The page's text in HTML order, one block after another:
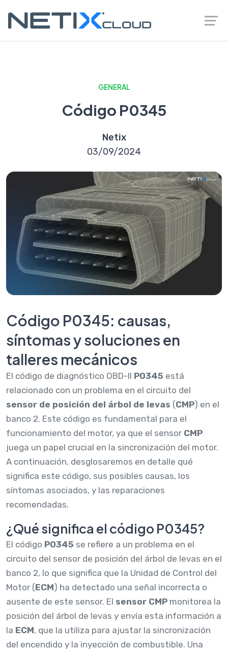
GENERAL
Código P0345
Netix
03/09/2024
Código P0345: causas,
síntomas y soluciones en
talleres mecánicos
El código de diagnóstico OBD-II P0345 está
relacionado con un problema en el circuito del
sensor de posición del árbol de levas (CMP) en el
banco 2. Este código es fundamental para el
funcionamiento del motor, ya que el sensor CMP
juega un papel crucial en la sincronización del motor.
A continuación, desglosaremos en detalle qué
significa este código, sus posibles causas, los
síntomas asociados, y las reparaciones
recomendadas.
¿Qué significa el código P0345?
El código P0345 se refiere a un problema en el
circuito del sensor de posición del árbol de levas en el
banco 2, lo que significa que la Unidad de Control del
Motor (ECM) ha detectado una señal incorrecta o
ausente de este sensor. El sensor CMP monitorea la
posición del árbol de levas y envía esta información a
la ECM, que la utiliza para ajustar la sincronización
del encendido y la inyección de combustible. Una